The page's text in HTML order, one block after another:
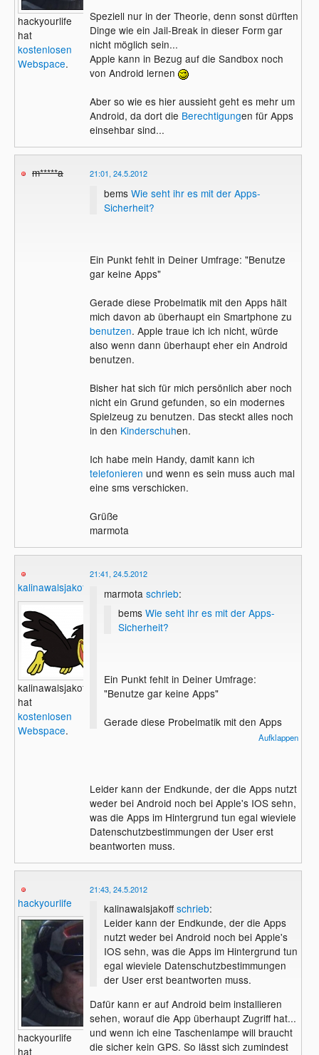
hackyourlife
hat
kostenlosen
Webspace.
Speziell nur in der Theorie, denn sonst dürften
Dinge wie ein Jail-Break in dieser Form gar
nicht möglich sein...
Apple kann in Bezug auf die Sandbox noch
von Android lernen
Aber so wie es hier aussieht geht es mehr um
Android, da dort die Berechtigungen für Apps
einsehbar sind...
m*****a 21:01, 24.5.2012
bems Wie seht ihr es mit der Apps-
Sicherheit?
Ein Punkt fehlt in Deiner Umfrage: "Benutze
gar keine Apps"
Gerade diese Probelmatik mit den Apps hält
mich davon ab überhaupt ein Smartphone zu
benutzen. Apple traue ich ich nicht, würde
also wenn dann überhaupt eher ein Android
benutzen.
Bisher hat sich für mich persönlich aber noch
nicht ein Grund gefunden, so ein modernes
Spielzeug zu benutzen. Das steckt alles noch
in den Kinderschuhen.
Ich habe mein Handy, damit kann ich
telefonieren und wenn es sein muss auch mal
eine sms verschicken.
Grüße
marmota
kalinawalsjakoff
kalinawalsjakoff
hat
kostenlosen
Webspace.
21:41, 24.5.2012
marmota schrieb:
bems Wie seht ihr es mit der Apps-
Sicherheit?
Ein Punkt fehlt in Deiner Umfrage:
"Benutze gar keine Apps"
Gerade diese Probelmatik mit den Apps
Bisher hat sich für mich persönlich aber
noch nicht ein Grund gefunden, so ein
modernes Spielzeug zu benutzen. Das
steckt alles noch in den Kinderschuhen.
telefonieren und wenn es sein muss auch
mal eine sms verschicken.
Grüße
marmota
Aufklappen
Leider kann der Endkunde, der die Apps nutzt
weder bei Android noch bei Apple's IOS sehn,
was die Apps im Hintergrund tun egal wieviele
Datenschutzbestimmungen der User erst
beantworten muss.
hackyourlife
hackyourlife
hat
21:43, 24.5.2012
kalinawalsjakoff schrieb:
Leider kann der Endkunde, der die Apps
nutzt weder bei Android noch bei Apple's
IOS sehn, was die Apps im Hintergrund tun
egal wieviele Datenschutzbestimmungen
der User erst beantworten muss.
Dafür kann er auf Android beim installieren
sehen, worauf die App überhaupt Zugriff hat...
und wenn ich eine Taschenlampe will braucht
die sicher kein GPS. So lässt sich zumindest